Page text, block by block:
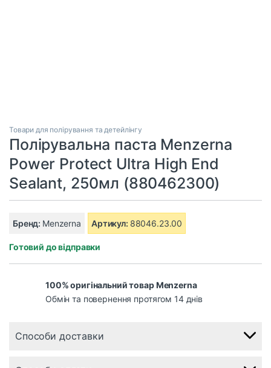
Товари для полірування та детейлінгу
Полірувальна паста Menzerna
Power Protect Ultra High End
Sealant, 250мл (880462300)
Бренд: Menzerna Артикул: 88046.23.00
Готовий до відправки
100% оригінальний товар Menzerna
Обмін та повернення протягом 14 днів
Способи доставки